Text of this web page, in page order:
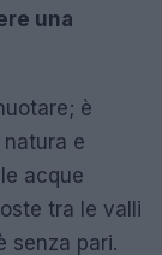
una
è
e
acque
tra le valli
senza pari.